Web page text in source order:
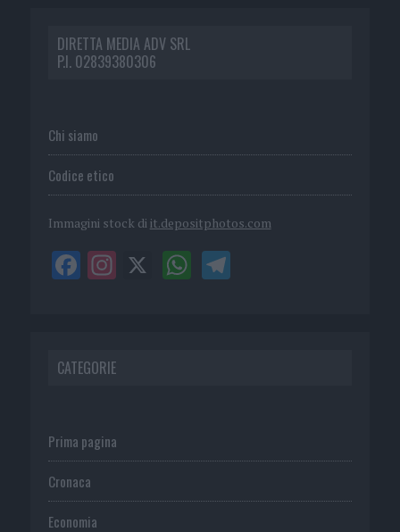
DIRETTA MEDIA ADV SRL
P.I. 02839380306
Chi siamo
Codice etico
Immagini stock di it.depositphotos.com
CATEGORIE
Prima pagina
Cronaca
Economia